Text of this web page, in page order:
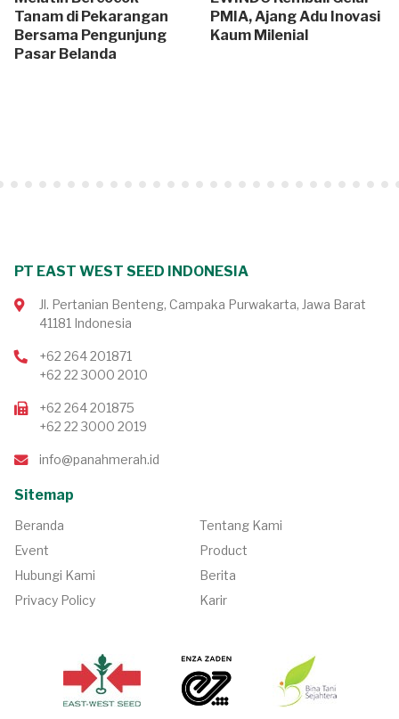
Tanam di Pekarangan
Bersama Pengunjung
Pasar Belanda
PMIA, Ajang Adu Inovasi
Kaum Milenial
PT EAST WEST SEED INDONESIA
Jl. Pertanian Benteng, Campaka Purwakarta, Jawa Barat
41181 Indonesia
+62 264 201871
+62 22 3000 2010
+62 264 201875
+62 22 3000 2019
info@panahmerah.id
Sitemap
Beranda
Tentang Kami
Event
Product
Hubungi Kami
Berita
Privacy Policy
Karir